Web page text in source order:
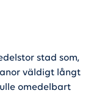
stad som,
väldigt långt
omedelbart